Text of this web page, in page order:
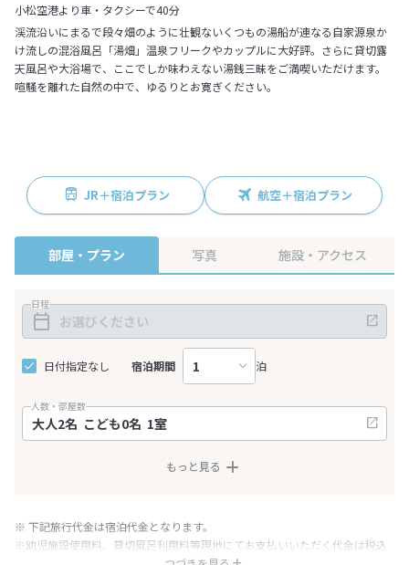
小松空港より車・タクシーで40分
渓流沿いにまるで段々畑のように壮観ないくつもの湯船が連なる自家源泉か
け流しの混浴風呂「湯畑」温泉フリークやカップルに大好評。さらに貸切露
天風呂や大浴場で、ここでしか味わえない湯銭三昧をご満喫いただけます。
喧騒を離れた自然の中で、ゆるりとお寛ぎください。
JR＋宿泊プラン 航空＋宿泊プラン
部屋・プラン 写真 施設・アクセス
日程
日付指定なし 宿泊期間 泊
人数・部屋数
もっと見る
※ 下記旅行代金は宿泊代金となります。
※幼児施設使用料、貸切風呂利用料等現地にてお支払いいただく代金は税込